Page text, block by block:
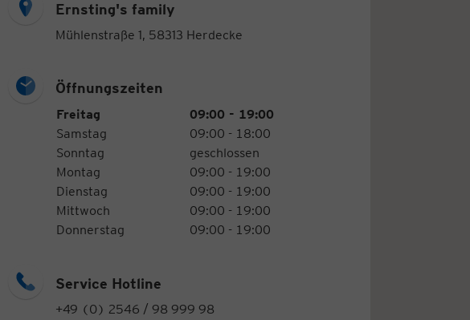
Ernsting's family
Mühlenstraße 1, 58313 Herdecke
Öffnungszeiten
Öffnungszeiten
Wochentag
Freitag
09:00 - 19:00
Samstag
09:00 - 18:00
Sonntag
geschlossen
Montag
09:00 - 19:00
Dienstag
09:00 - 19:00
Mittwoch
09:00 - 19:00
Donnerstag
09:00 - 19:00
Service Hotline
+49 (0) 2546 / 98 999 98